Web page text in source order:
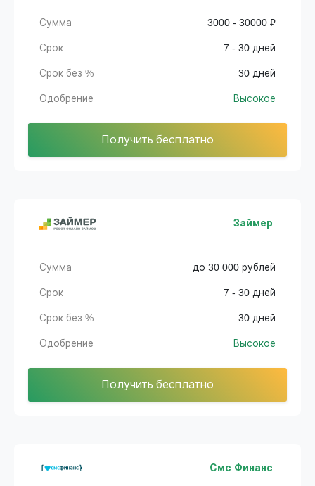
Сумма 3000 - 30000 ₽
Срок 7 - 30 дней
Срок без % 30 дней
Одобрение Высокое
Получить бесплатно
Займер
Сумма до 30 000 рублей
Срок 7 - 30 дней
Срок без % 30 дней
Одобрение Высокое
Получить бесплатно
Смс Финанс